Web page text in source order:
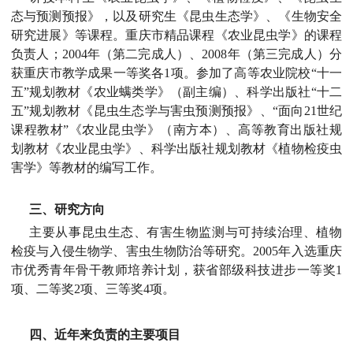
态与预测预报》，以及研究生《昆虫生态学》、《生物安全
研究进展》等课程。重庆市精品课程《农业昆虫学》的课程
负责人；2004年（第二完成人）、2008年（第三完成人）分
获重庆市教学成果一等奖各1项。参加了高等农业院校“十一
五”规划教材《农业螨类学》（副主编）、科学出版社“十二
五”规划教材《昆虫生态学与害虫预测预报》、“面向21世纪
课程教材”《农业昆虫学》（南方本）、高等教育出版社规
划教材《农业昆虫学》、科学出版社规划教材《植物检疫虫
害学》等教材的编写工作。
三、研究方向
主要从事昆虫生态、有害生物监测与可持续治理、植物
检疫与入侵生物学、害虫生物防治等研究。2005年入选重庆
市优秀青年骨干教师培养计划，获省部级科技进步一等奖1
项、二等奖2项、三等奖4项。
四、近年来负责的主要项目